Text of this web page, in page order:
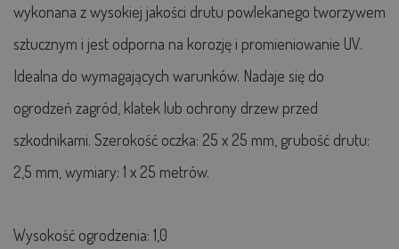
wykonana z wysokiej jakości drutu powlekanego tworzywem
sztucznym i jest odporna na korozję i promieniowanie UV.
Idealna do wymagających warunków. Nadaje się do
ogrodzeń zagród, klatek lub ochrony drzew przed
szkodnikami. Szerokość oczka: 25 x 25 mm, grubość drutu:
2,5 mm, wymiary: 1 x 25 metrów.
Wysokość ogrodzenia: 1,0